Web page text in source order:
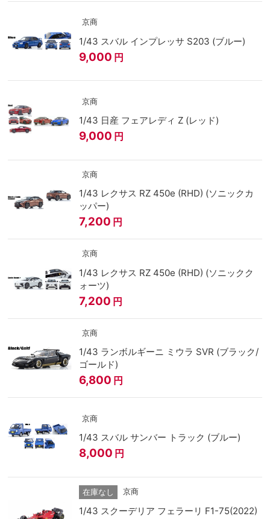
京商
1/43 スバル インプレッサ S203 (ブルー)
9,000 円
京商
1/43 日産 フェアレディ Z (レッド)
9,000 円
京商
1/43 レクサス RZ 450e (RHD) (ソニックカ
ッパー)
7,200 円
京商
1/43 レクサス RZ 450e (RHD) (ソニックク
ォーツ)
7,200 円
京商
1/43 ランボルギーニ ミウラ SVR (ブラック/
ゴールド)
6,800 円
京商
1/43 スバル サンバー トラック (ブルー)
8,000 円
在庫なし 京商
1/43 スクーデリア フェラーリ F1-75(2022)